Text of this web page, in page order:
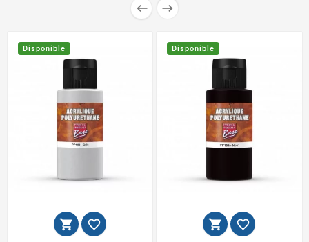
 
Disponible
 
Disponible
 